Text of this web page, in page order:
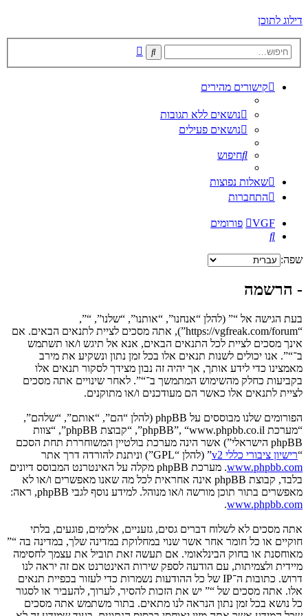
דילוג לתוכן
חיפוש
קישורים מהירים
נושאים ללא תגובות
נושאים פעילים
חיפוש
שאלות נפוצות
התחברות
VGF
פורומים
חיפוש
שפה:
- הרשמה
בעת הגישה אל “” (להלן “אנחנו”, “אותנו”, “שלנו”, “”,
“https://vgfreak.com/forum”), אתה מסכים לציית לתנאים הבאים. אם
אינך מסכים לציית לכל התנאים הבאים, אנא אל תיגש ו/או תשתמש
ב־“”. אנו יכולים לשנות תנאים אלו בכל זמן נתון ונשקיע את מירב
מאמצינו כדי לידע אותך, אך יהיה זה נבון מצידך לסקור תנאים אלו
בקביעות כחלק מהשימוש המתמשך ב־“”. לאחר שינויים אתה מסכים
לציית לתנאים אלו כאשר הם מעודכנים ו/או מתוקנים.
הפורומים שלנו מבוססים על phpBB (להלן “הם”, “אותם”, “שלהם”,
“מערכת phpBB”, “www.phpbb.co.il”, “קבוצת phpBB”, “צוות
phpBB הישראלי”) אשר הינה מערכת בולטיין המשוחררת תחת הסכם
“רישיון ציבורי כללי v2
” (להלן “GPL”) וניתנת להורדה דרך אתר
www.phpbb.com
. מערכת phpBB מקלה על האינטרנט המבוסס דיונים
בלבד, קבוצת phpBB אינה אחראית לכל מה שאנו מאפשרים ו/או לא
מאפשרים בתור תוכן מורשה ו/או מנוהל. למידע נוסף לגבי phpBB, ראה:
www.phpbb.com
.
אתה מסכים לא לשלוח דברים גסים, גזעניים, אלימים, פוגעים, בלתי
חוקיים או כל חומר אחר אשר שנוי במחלוקת במדינה שלך, במדינה בה “”
מאוחסנת או בחוק הבינלאומי. אם תעשה זאת תוביל את עצמך לחסימה
מיידית ולצמיתות, עם הודעה לספק שירות האינטרנט אם זה יראה לנו
דרוש. כתובות ה־IP של כל ההודעות נשמרות כדי לעזור בכפיית תנאים
אלו. אתה מסכים של “” יש את הזכות להסיר, לערוך, להעביר או לסגור
כל נושא בכל זמן נתון הנראה לנו מתאים. בתור משתמש אתה מסכים